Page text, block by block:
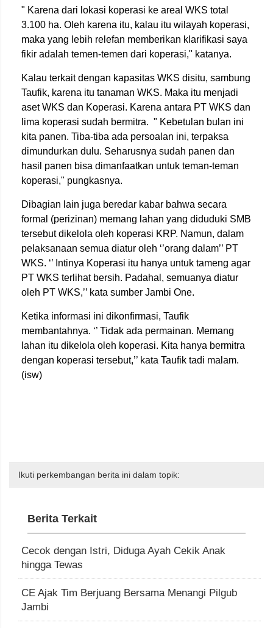
" Karena dari lokasi koperasi ke areal WKS total
3.100 ha. Oleh karena itu, kalau itu wilayah koperasi,
maka yang lebih relefan memberikan klarifikasi saya
fikir adalah temen-temen dari koperasi," katanya.
Kalau terkait dengan kapasitas WKS disitu, sambung
Taufik, karena itu tanaman WKS. Maka itu menjadi
aset WKS dan Koperasi. Karena antara PT WKS dan
lima koperasi sudah bermitra. " Kebetulan bulan ini
kita panen. Tiba-tiba ada persoalan ini, terpaksa
dimundurkan dulu. Seharusnya sudah panen dan
hasil panen bisa dimanfaatkan untuk teman-teman
koperasi," pungkasnya.
Dibagian lain juga beredar kabar bahwa secara
formal (perizinan) memang lahan yang diduduki SMB
tersebut dikelola oleh koperasi KRP. Namun, dalam
pelaksanaan semua diatur oleh ‘’orang dalam’’ PT
WKS. ‘’ Intinya Koperasi itu hanya untuk tameng agar
PT WKS terlihat bersih. Padahal, semuanya diatur
oleh PT WKS,’’ kata sumber Jambi One.
Ketika informasi ini dikonfirmasi, Taufik
membantahnya. ‘’ Tidak ada permainan. Memang
lahan itu dikelola oleh koperasi. Kita hanya bermitra
dengan koperasi tersebut,’’ kata Taufik tadi malam.
(isw)
Ikuti perkembangan berita ini dalam topik:
Berita Terkait
Cecok dengan Istri, Diduga Ayah Cekik Anak
hingga Tewas
CE Ajak Tim Berjuang Bersama Menangi Pilgub
Jambi